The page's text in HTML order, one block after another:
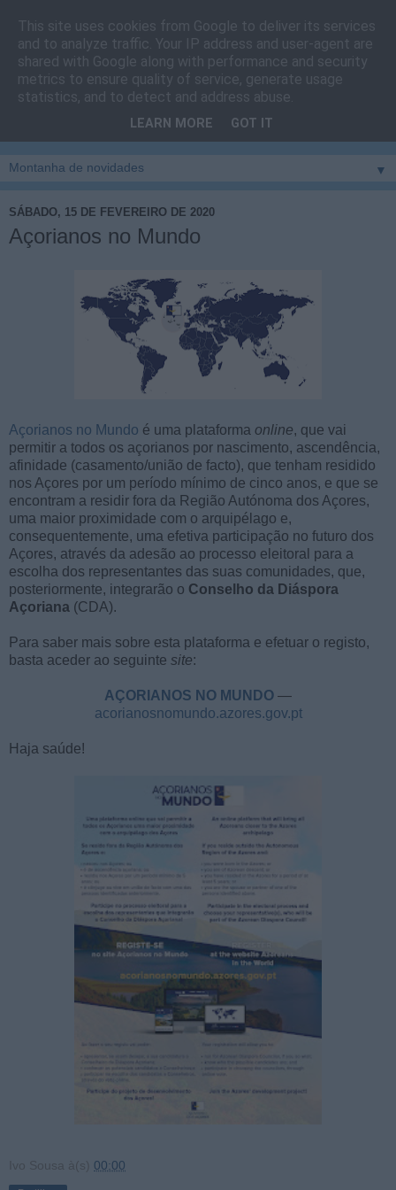
Cais do Pico
Blog sobre um pouco de tudo relacionado com a ilha
vila e ao concelho de São Roque do Pico
▼
SÁBADO, 15 DE FEVEREIRO DE 2020
Açorianos no Mundo
Açorianos no Mundo é uma plataforma online, que vai
permitir a todos os açorianos por nascimento, ascendência,
afinidade (casamento/união de facto), que tenham residido
nos Açores por um período mínimo de cinco anos, e que se
encontram a residir fora da Região Autónoma dos Açores,
uma maior proximidade com o arquipélago e,
consequentemente, uma efetiva participação no futuro dos
Açores, através da adesão ao processo eleitoral para a
escolha dos representantes das suas comunidades, que,
posteriormente, integrarão o Conselho da Diáspora
Açoriana (CDA).
Para saber mais sobre esta plataforma e efetuar o registo,
basta aceder ao seguinte site:
AÇORIANOS NO MUNDO —
acorianosnomundo.azores.gov.pt
Haja saúde!
Ivo Sousa à(s) 00:00
This site uses cookies from Google to deliver its services
and to analyze traffic. Your IP address and user-agent are
shared with Google along with performance and security
metrics to ensure quality of service, generate usage
statistics, and to detect and address abuse.
LEARN MORE GOT IT